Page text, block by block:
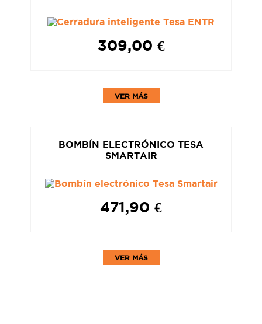
309,00 €
VER MÁS
BOMBÍN ELECTRÓNICO TESA
SMARTAIR
471,90 €
VER MÁS